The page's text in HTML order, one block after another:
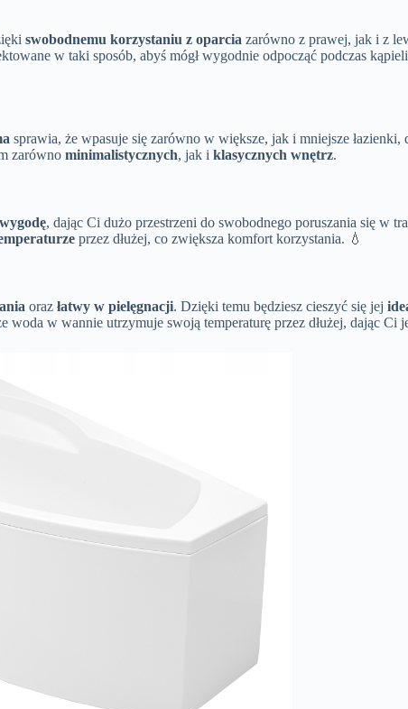
swobodnemu korzystaniu z oparcia zarówno z prawej, jak i z
w taki sposób, abyś mógł wygodnie odpocząć podczas
sprawia, że wpasuje się zarówno w większe, jak i mniejsze łazienki,
zarówno minimalistycznych, jak i klasycznych wnętrz.
wygodę, dając Ci dużo przestrzeni do swobodnego poruszania się w
przez dłużej, co zwiększa komfort korzystania. 💧
oraz łatwy w pielęgnacji. Dzięki temu będziesz cieszyć się jej
woda w wannie utrzymuje swoją temperaturę przez dłużej, dając Ci